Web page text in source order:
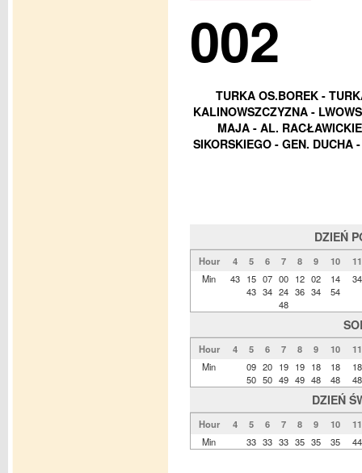
002
TURKA OS.BOREK -
KALINOWSZCZYZNA -
MAJA - AL.
SIKORSKIEGO - GEN. DUCHA
DZIEŃ
Hour 4 5 6 7 8 9 10
11
Min
43 15
43
07
34
00
24
48
12
36
02
34
14
54
34
Hour 4 5 6 7 8 9 10
11
Min
09
50
20
50
19
49
19
49
18
48
18
48
18
48
DZIEŃ
Hour 4 5 6 7 8 9 10
11
Min
33 33 33 35 35 35 44